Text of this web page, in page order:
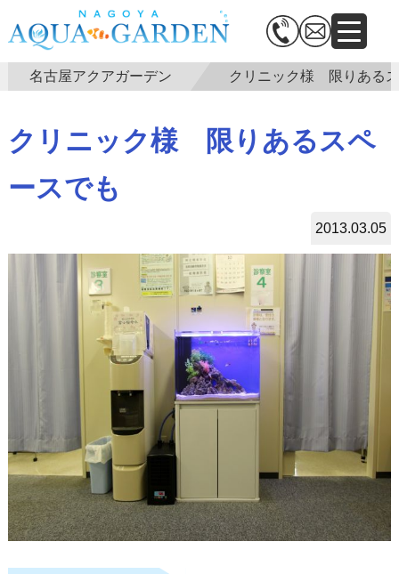
名古屋アクアガーデン クリニック様 限りある
クリニック様 限りあるスペ
ースでも
2013.03.05